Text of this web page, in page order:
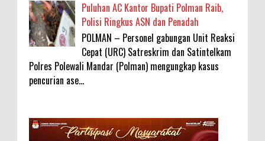
Puluhan AC Kantor Bupati Polman Raib,
Polisi Ringkus ASN dan Penadah
POLMAN – Personel gabungan Unit Reaksi
Cepat (URC) Satreskrim dan Satintelkam
Polres Polewali Mandar (Polman) mengungkap kasus
pencurian ase...